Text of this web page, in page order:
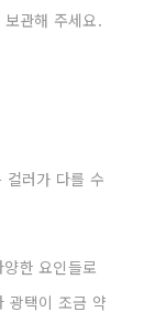
관해 주세요.
컬러가 다를 수
한 요인들로
광택이 조금 약